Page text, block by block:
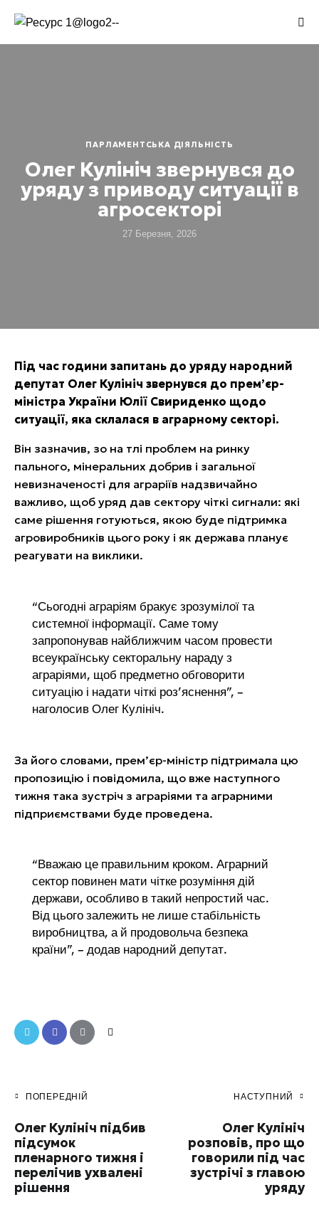
ПАРЛАМЕНТСЬКА ДІЯЛЬНІСТЬ
Олег Кулініч звернувся до
уряду з приводу ситуації в
агросекторі
27 Березня, 2026
Під час години запитань до уряду народний
депутат Олег Кулініч звернувся до прем’єр-
міністра України Юлії Свириденко щодо
ситуації, яка склалася в аграрному секторі.
Він зазначив, зо на тлі проблем на ринку
пального, мінеральних добрив і загальної
невизначеності для аграріїв надзвичайно
важливо, щоб уряд дав сектору чіткі сигнали: які
саме рішення готуються, якою буде підтримка
агровиробників цього року і як держава планує
реагувати на виклики.
“Сьогодні аграріям бракує зрозумілої та
системної інформації. Саме тому
запропонував найближчим часом провести
всеукраїнську секторальну нараду з
аграріями, щоб предметно обговорити
ситуацію і надати чіткі роз’яснення”, –
наголосив Олег Кулініч.
За його словами, прем’єр-міністр підтримала цю
пропозицію і повідомила, що вже наступного
тижня така зустріч з аграріями та аграрними
підприємствами буде проведена.
“Вважаю це правильним кроком. Аграрний
сектор повинен мати чітке розуміння дій
держави, особливо в такий непростий час.
Від цього залежить не лише стабільність
виробництва, а й продовольча безпека
країни”, – додав народний депутат.
ПОПЕРЕДНІЙ
Олег Кулініч підбив
підсумок
пленарного тижня і
перелічив ухвалені
рішення
НАСТУПНИЙ
Олег Кулініч
розповів, про що
говорили під час
зустрічі з главою
уряду